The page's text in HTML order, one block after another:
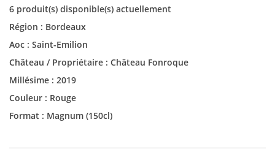
6 produit(s) disponible(s) actuellement
Région : Bordeaux
Aoc : Saint-Emilion
Château / Propriétaire : Château Fonroque
Millésime : 2019
Couleur : Rouge
Format : Magnum (150cl)